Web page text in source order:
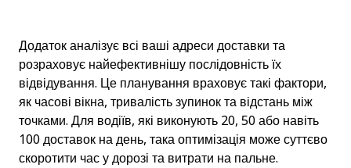
Додаток аналізує всі ваші адреси доставки та
розраховує найефективнішу послідовність їх
відвідування. Це планування враховує такі фактори,
як часові вікна, тривалість зупинок та відстань між
точками. Для водіїв, які виконують 20, 50 або навіть
100 доставок на день, така оптимізація може суттєво
скоротити час у дорозі та витрати на пальне.